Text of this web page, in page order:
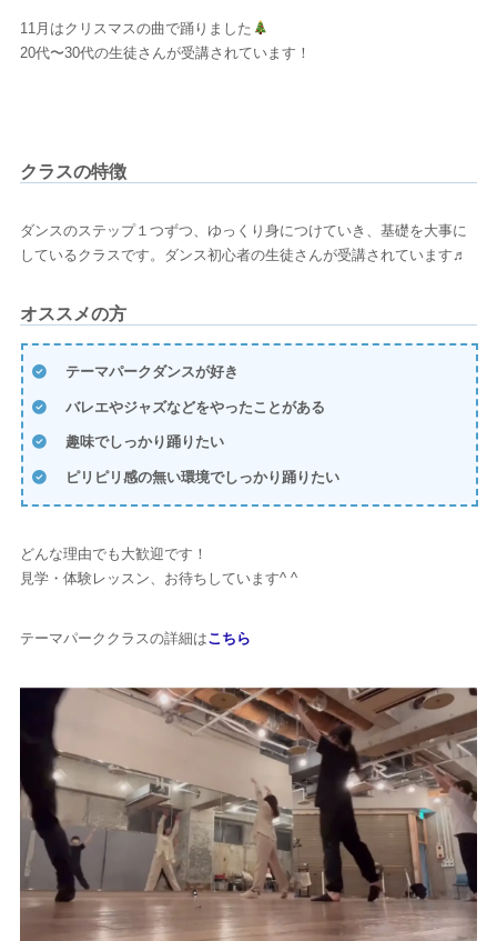
11月はクリスマスの曲で踊りました
20代〜30代の生徒さんが受講されています！
クラスの特徴
ダンスのステップ１つずつ、ゆっくり身につけていき、基礎を大事に
しているクラスです。ダンス初心者の生徒さんが受講されています♬
オススメの方
テーマパークダンスが好き
バレエやジャズなどをやったことがある
趣味でしっかり踊りたい
ピリピリ感の無い環境でしっかり踊りたい
どんな理由でも大歓迎です！
見学・体験レッスン、お待ちしています^ ^
テーマパーククラスの詳細はこちら